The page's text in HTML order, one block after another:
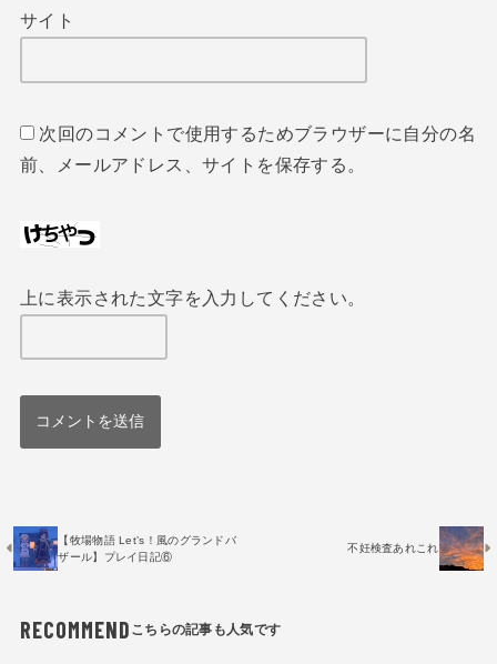
サイト
次回のコメントで使用するためブラウザーに自分の名
前、メールアドレス、サイトを保存する。
上に表示された文字を入力してください。
【牧場物語 Let’s！風のグランドバ
ザール】プレイ日記⑥
不妊検査あれこれ
RECOMMEND